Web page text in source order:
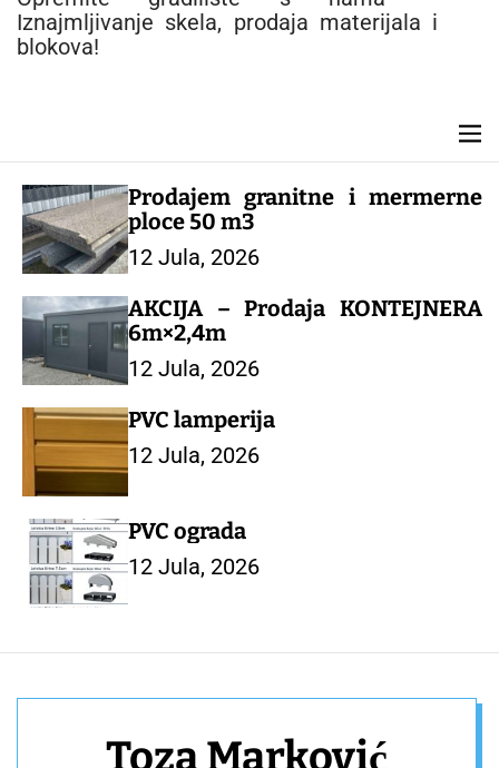
Iznajmljivanje skela, prodaja materijala i
blokova!
M
e
n
Prodajem granitne i mermerne
ploce 50 m3
12 Jula, 2026
AKCIJA – Prodaja KONTEJNERA
6m×2,4m
12 Jula, 2026
PVC lamperija
12 Jula, 2026
PVC ograda
12 Jula, 2026
Toza Marković